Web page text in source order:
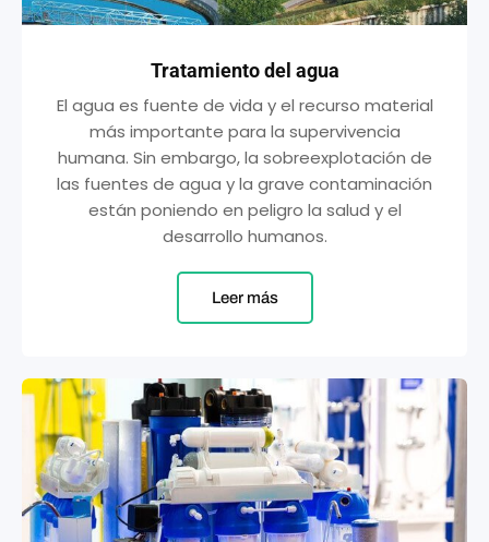
Tratamiento del agua
El agua es fuente de vida y el recurso material
más importante para la supervivencia
humana. Sin embargo, la sobreexplotación de
las fuentes de agua y la grave contaminación
están poniendo en peligro la salud y el
desarrollo humanos.
Leer más